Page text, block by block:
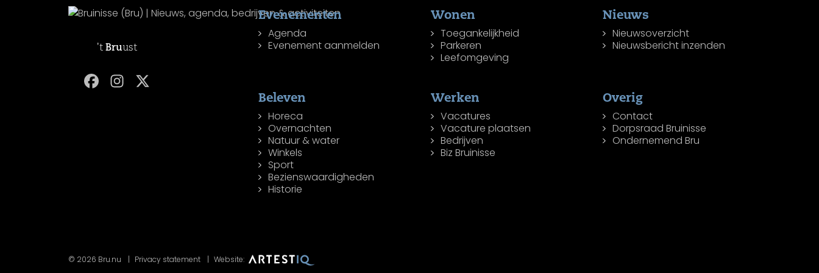
't Bruust
Evenementen
Agenda
Evenement aanmelden
Wonen
Toegankelijkheid
Parkeren
Leefomgeving
Nieuws
Nieuwsoverzicht
Nieuwsbericht inzenden
Beleven
Horeca
Overnachten
Natuur & water
Winkels
Sport
Bezienswaardigheden
Historie
Werken
Vacatures
Vacature plaatsen
Bedrijven
Biz Bruinisse
Overig
Contact
Dorpsraad Bruinisse
Ondernemend Bru
© 2026 Bru.nu Privacy statement Website: